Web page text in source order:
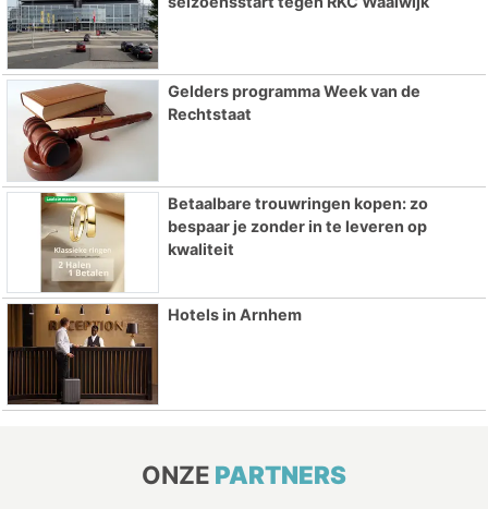
Gelders programma Week van de
Rechtstaat
Betaalbare trouwringen kopen: zo
bespaar je zonder in te leveren op
kwaliteit
Hotels in Arnhem
ONZE PARTNERS